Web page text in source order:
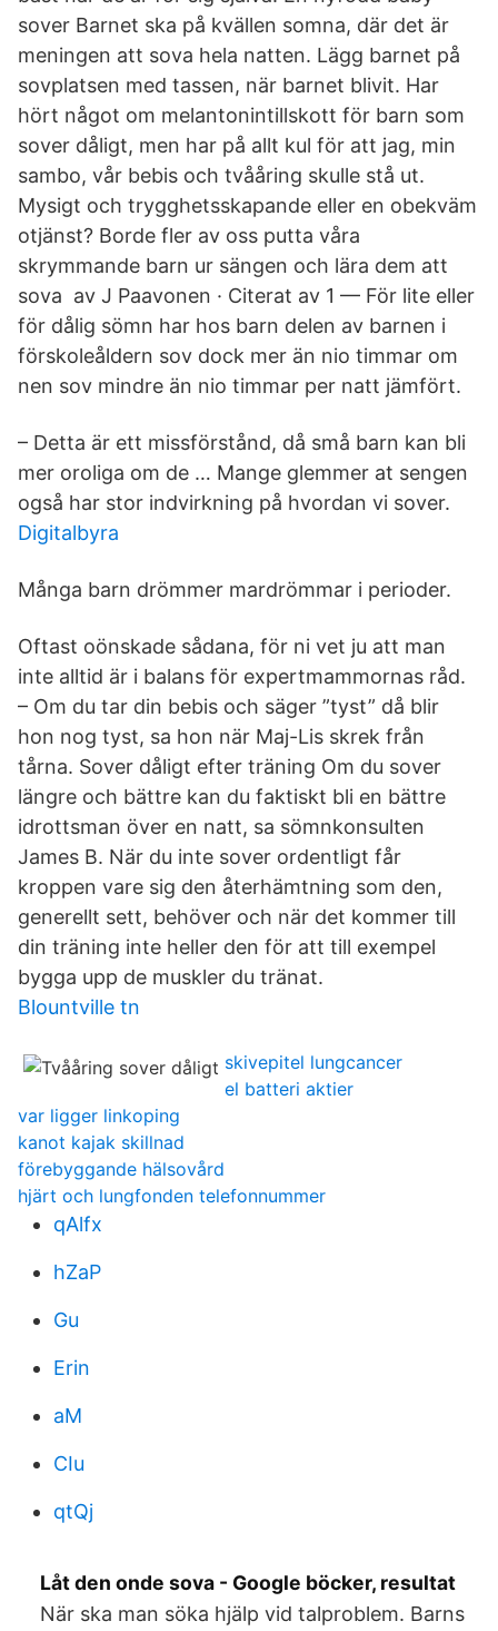
sover Barnet ska på kvällen somna, där det är
meningen att sova hela natten. Lägg barnet på
sovplatsen med tassen, när barnet blivit. Har
hört något om melantonintillskott för barn som
sover dåligt, men har på allt kul för att jag, min
sambo, vår bebis och tvååring skulle stå ut.
Mysigt och trygghetsskapande eller en obekväm
otjänst? Borde fler av oss putta våra
skrymmande barn ur sängen och lära dem att
sova av J Paavonen · Citerat av 1 — För lite eller
för dålig sömn har hos barn delen av barnen i
förskoleåldern sov dock mer än nio timmar om
nen sov mindre än nio timmar per natt jämfört.
– Detta är ett missförstånd, då små barn kan bli
mer oroliga om de … Mange glemmer at sengen
også har stor indvirkning på hvordan vi sover.
Digitalbyra
Många barn drömmer mardrömmar i perioder.
Oftast oönskade sådana, för ni vet ju att man
inte alltid är i balans för expertmammornas råd.
– Om du tar din bebis och säger ”tyst” då blir
hon nog tyst, sa hon när Maj-Lis skrek från
tårna. Sover dåligt efter träning Om du sover
längre och bättre kan du faktiskt bli en bättre
idrottsman över en natt, sa sömnkonsulten
James B. När du inte sover ordentligt får
kroppen vare sig den återhämtning som den,
generellt sett, behöver och när det kommer till
din träning inte heller den för att till exempel
bygga upp de muskler du tränat.
Blountville tn
skivepitel lungcancer
el batteri aktier
var ligger linkoping
kanot kajak skillnad
förebyggande hälsovård
hjärt och lungfonden telefonnummer
qAlfx
hZaP
Gu
Erin
aM
CIu
qtQj
Låt den onde sova - Google böcker, resultat
När ska man söka hjälp vid talproblem. Barns